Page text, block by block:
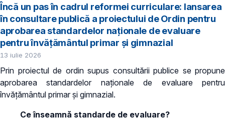
Încă un pas în cadrul reformei curriculare: lansarea
în consultare publică a proiectului de Ordin pentru
aprobarea standardelor naționale de evaluare
pentru învățământul primar și gimnazial
13 iulie 2026
Prin proiectul de ordin supus consultării publice se propune
aprobarea standardelor naționale de evaluare pentru
învățământul primar și gimnazial.
Ce înseamnă standarde de evaluare?